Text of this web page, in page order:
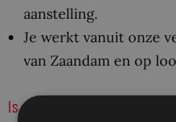
aanstelling.
Je werkt vanuit onze
van Zaandam en op
Is dit jouw job?